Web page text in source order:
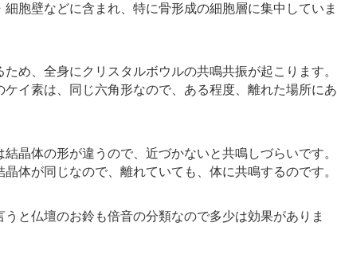
細胞壁などに含まれ、特に骨形成の細胞層に集中していま
め、全身にクリスタルボウルの共鳴共振が起こります。
ケイ素は、同じ六角形なので、ある程度、離れた場所にあ
結晶体の形が違うので、近づかないと共鳴しづらいです。
体が同じなので、離れていても、体に共鳴するのです。
うと仏壇のお鈴も倍音の分類なので多少は効果がありま